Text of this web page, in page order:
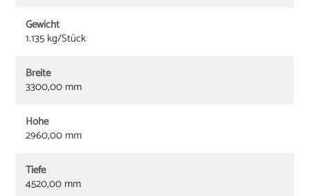
Gewicht
1.135 kg/Stück
Breite
3300,00 mm
Höhe
2960,00 mm
Tiefe
4520,00 mm